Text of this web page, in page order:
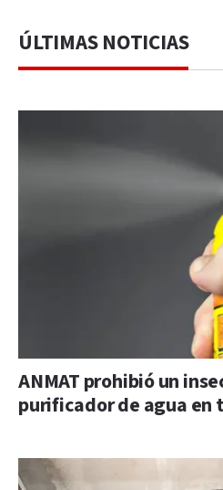
ÚLTIMAS NOTICIAS
ANMAT prohibió un
purificador de agua en